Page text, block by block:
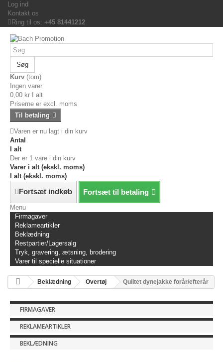
Log ind
Kontakt os
Ring til os: +45 81441212
Søg
Kurv (tom)
Ingen varer
0,00 kr
I alt
Priserne er excl. moms
Til betaling
Varen er nu lagt i din kurv
Antal
I alt
Der er 1 vare i din kurv
Varer i alt (ekskl. moms)
I alt (ekskl. moms)
Fortsæt indkøb Fortsæt til betaling
Menu
Firmagaver
Reklameartikler
Beklædning
Restpartier/Lagersalg
Tryk, gravering, ætsning, brodering
Varer til specielle situationer
Beklædning Overtøj Quiltet dynejakke forår/efterår
FIRMAGAVER
REKLAMEARTIKLER
BEKLÆDNING